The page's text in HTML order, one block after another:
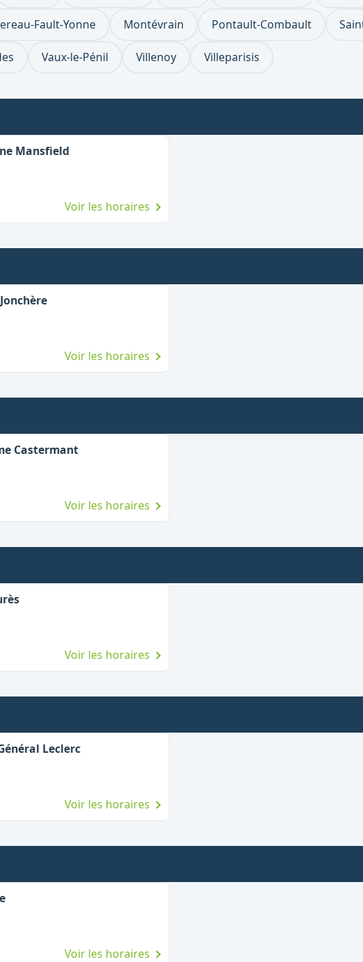
Fault-Yonne Montévrain Pontault-Combault
Vaux-le-Pénil Villenoy Villeparisis
Mansfield
Voir les horaires
Voir les horaires
Castermant
Voir les horaires
Voir les horaires
Leclerc
Voir les horaires
Voir les horaires